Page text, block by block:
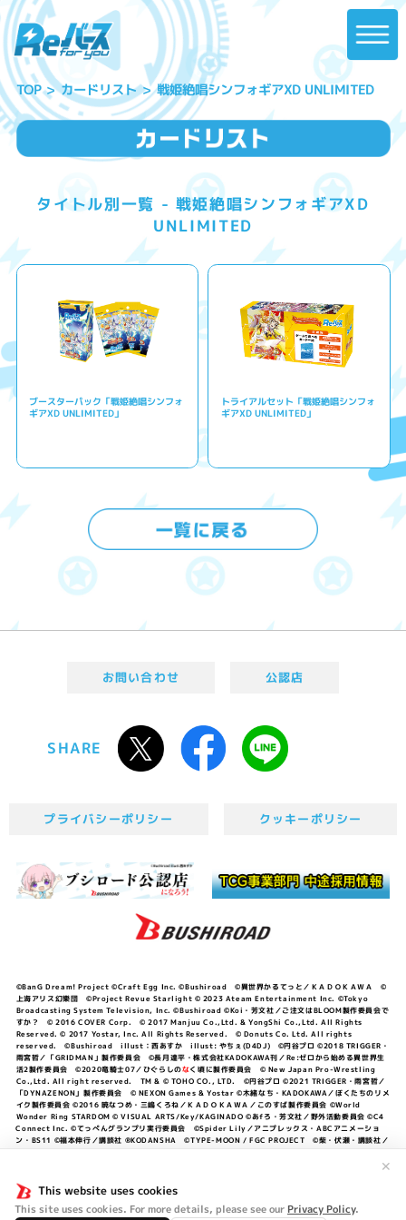
This website uses cookies
This site uses cookies. For more details, please see our Privacy Policy.
✕
TOP カードリスト 戦姫絶唱シンフォギアXD UNLIMITED
タイトル別一覧 - 戦姫絶唱シンフォギアXD
UNLIMITED
ブースターパック「戦姫絶唱シンフォ
ギアXD UNLIMITED」
トライアルセット「戦姫絶唱シンフォ
ギアXD UNLIMITED」
お問い合わせ 公認店
SHARE
プライバシーポリシー クッキーポリシー
©BanG Dream! Project ©Craft Egg Inc. ©Bushiroad ©異世界かるてっと／ＫＡＤＯＫＡＷＡ ©
上海アリス幻樂団 ©Project Revue Starlight © 2023 Ateam Entertainment Inc. ©Tokyo
Broadcasting System Television, Inc. ©Bushiroad ©Koi・芳文社／ご注文はBLOOM製作委員会で
すか？ © 2016 COVER Corp. © 2017 Manjuu Co.,Ltd. & YongShi Co.,Ltd. All Rights
Reserved. © 2017 Yostar, Inc. All Rights Reserved. © Donuts Co. Ltd. All rights
reserved. ©Bushiroad illust：西あすか illust: やちぇ(D4DJ) ©円谷プロ ©2018 TRIGGER・
雨宮哲／「GRIDMAN」製作委員会 ©長月達平・株式会社KADOKAWA刊／Re:ゼロから始める異世界生
活2製作委員会 ©2020竜騎士07／ひぐらしのなく頃に製作委員会 © New Japan Pro-Wrestling
Co.,Ltd. All right reserved. TM & © TOHO CO., LTD. ©円谷プロ ©2021 TRIGGER・雨宮哲／
「DYNAZENON」製作委員会 © NEXON Games & Yostar ©木緒なち・KADOKAWA／ぼくたちのリメ
イク製作委員会 ©2016 暁なつめ・三嶋くろね／ＫＡＤＯＫＡＷＡ／このすば製作委員会 ©World
Wonder Ring STARDOM © VISUAL ARTS/Key/KAGINADO ©あfろ・芳文社／野外活動委員会 ©C4
Connect Inc. ©てっぺんグランプリ実行委員会 ©Spider Lily／アニプレックス・ABCアニメーショ
ン・BS11 ©福本伸行／講談社 ®KODANSHA ©TYPE-MOON / FGC PROJECT ©柴・伏瀬・講談社／
©中村力斗・野澤ゆき子／集英社・君のことが大大大大大好きな製作委員会 ©IIS-P／ぽんのみち製作委
員会 ©円谷プロ ©2023 TRIGGER・雨宮哲／「劇場版グリッドマンユニバース」製作委員会 © NEXON
Games／アビドス商店街 ©プロジェクトラブライブ！蓮ノ空女学院スクールアイドルクラブ ©「勇気爆